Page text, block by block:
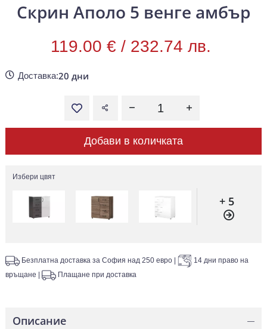
Скрин Аполо 5 венге амбър
119.00 € / 232.74 лв.
Доставка:20 дни
Добави в количката
Избери цвят
+ 5
Безплатна доставка за София над 250 евро
14 дни право на
връщане
Плащане при доставка
Описание —